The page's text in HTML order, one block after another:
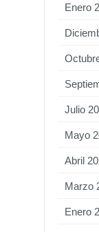
Enero
Julio
Mayo
Abril
Marzo
Enero